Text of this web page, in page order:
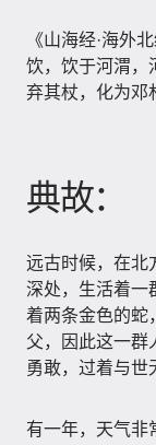
《山海经·海外
饮，饮于河渭，
弃其杖，化为邓
典故：
远古时候，在北
深处，生活着一
着两条金色的蛇
父，因此这一群
勇敢，过着与世
有一年，天气非